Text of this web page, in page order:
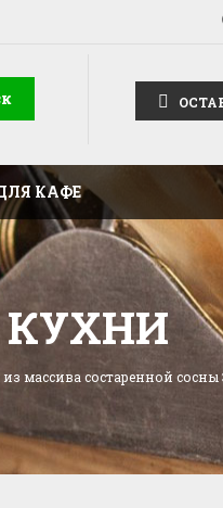
КАФЕ
КУХНИ
из массива состаренной сосны